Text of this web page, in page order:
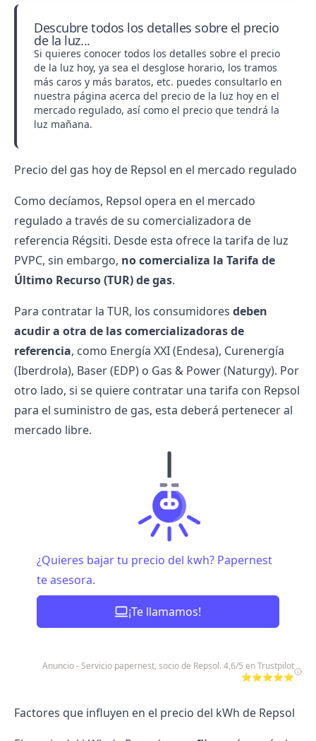
Descubre todos los detalles sobre el precio
de la luz...
Si quieres conocer todos los detalles sobre el precio
de la luz hoy, ya sea el desglose horario, los tramos
más caros y más baratos, etc. puedes consultarlo en
nuestra página acerca del precio de la luz hoy en el
mercado regulado, así como el precio que tendrá la
luz mañana.
Precio del gas hoy de Repsol en el mercado regulado
Como decíamos, Repsol opera en el mercado
regulado a través de su comercializadora de
referencia Régsiti. Desde esta ofrece la tarifa de luz
PVPC, sin embargo, no comercializa la Tarifa de
Último Recurso (TUR) de gas.
Para contratar la TUR, los consumidores deben
acudir a otra de las comercializadoras de
referencia, como Energía XXI (Endesa), Curenergía
(Iberdrola), Baser (EDP) o Gas & Power (Naturgy). Por
otro lado, si se quiere contratar una tarifa con Repsol
para el suministro de gas, esta deberá pertenecer al
mercado libre.
¿Quieres bajar tu precio del kwh? Papernest
te asesora.
¡Te llamamos!
Anuncio - Servicio papernest, socio de Repsol. 4,6/5 en Trustpilot
⭐⭐⭐⭐⭐
Factores que influyen en el precio del kWh de Repsol